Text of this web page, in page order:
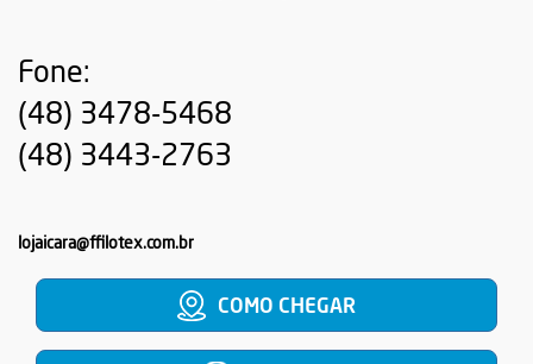
Fone:
(48) 3478-5468
(48) 3443-2763
lojaicara@ffilotex.com.br
COMO CHEGAR